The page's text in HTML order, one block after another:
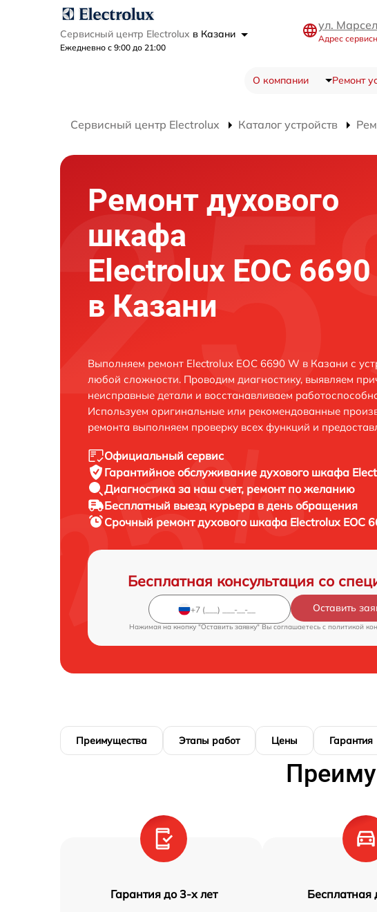
Сервисный центр Electrolux в Казани
Ежедневно с 9:00 до 21:00
ул.
Адрес
О компании Ремонт
Сервисный центр Electrolux Каталог устройств
Ремонт духового
шкафа
Electrolux EOC 6690
в Казани
Выполняем ремонт Electrolux EOC 6690 W в Казани с
любой сложности. Проводим диагностику, выявляем
неисправные детали и восстанавливаем
Используем оригинальные или рекомендованные
ремонта выполняем проверку всех функций и
Официальный сервис
Гарантийное обслуживание духового шкафа
Диагностика за наш счет, ремонт по желанию
Бесплатный выезд курьера в день обращения
Срочный ремонтдухового шкафа Electrolux EOC
Бесплатная консультация со
Оставить
Нажимая на кнопку "Оставить заявку" Вы соглашаетесь c политикой
Преимущества Этапы работ Цены Гарантия
Гарантия до 3-х лет Бесплатная